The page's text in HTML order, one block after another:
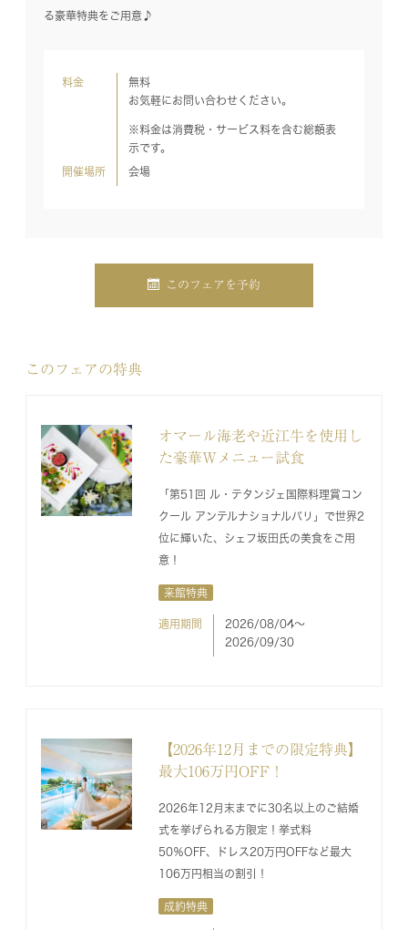
る豪華特典をご用意♪
料金
無料
お気軽にお問い合わせください。
※料金は消費税・サービス料を含む総額表
示です。
開催場所 会場
このフェアを予約
このフェアの特典
オマール海老や近江牛を使用し
た豪華Wメニュー試食
「第51回 ル・テタンジェ国際料理賞コン
クール アンテルナショナルパリ」で世界2
位に輝いた、シェフ坂田氏の美食をご用
意！
来館特典
適用期間
2026/08/04〜
2026/09/30
【2026年12月までの限定特典】
最大106万円OFF！
2026年12月末までに30名以上のご結婚
式を挙げられる方限定！挙式料
50％OFF、ドレス20万円OFFなど最大
106万円相当の割引！
成約特典